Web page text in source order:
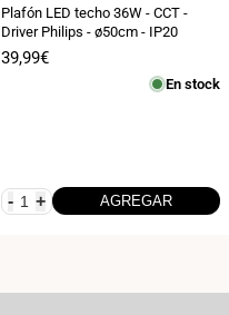
Plafón LED techo 36W - CCT -
Driver Philips - ø50cm - IP20
Precio
39,99€
En stock
- + AGREGAR